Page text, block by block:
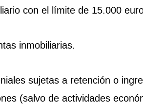
con el límite de 15.000
inmobiliarias.
sujetas a retención o
(salvo de actividades